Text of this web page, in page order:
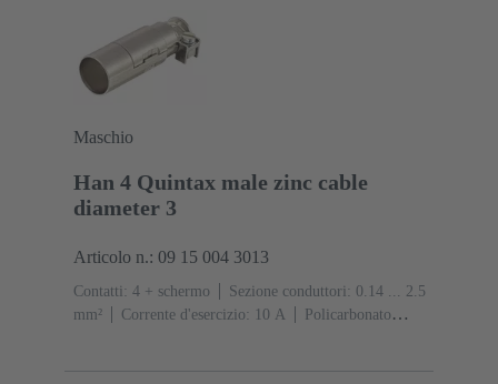
Maschio
Han 4 Quintax male zinc cable
diameter 3
Articolo n.: 09 15 004 3013
Contatti: 4 + schermo
Sezione conduttori: 0.14 ... 2.5
mm²
Corrente d'esercizio: ‌10 A
Policarbonato